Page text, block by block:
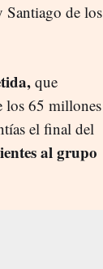
Santiago de los
que
los 65 millones
el final del
al grupo